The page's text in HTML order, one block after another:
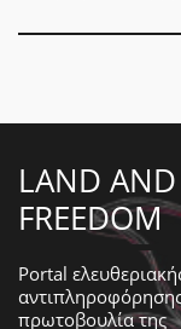
LAND AND
FREEDOM
Portal
πρωτοβουλία της